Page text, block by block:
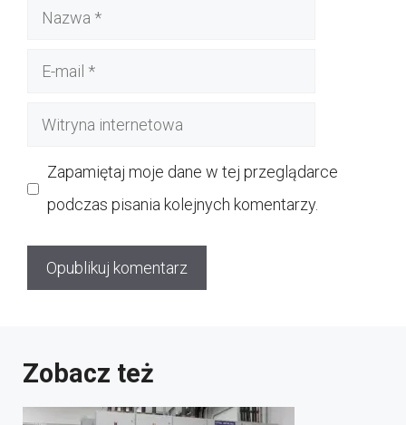
Nazwa
Witryna
Zapamiętaj moje dane w tej przeglądarce
podczas pisania kolejnych komentarzy.
Zobacz też